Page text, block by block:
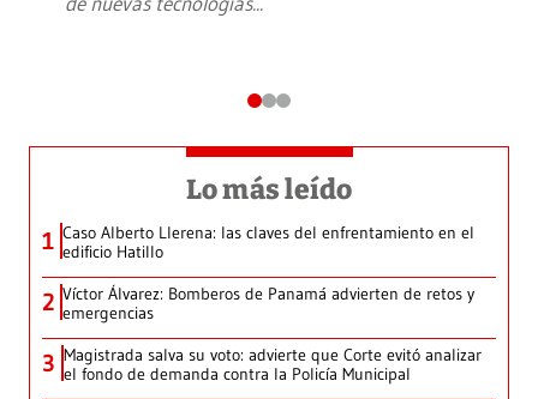
Lo más leído
1 Caso Alberto Llerena: las claves del enfrentamiento en el
edificio Hatillo
2 Víctor Álvarez: Bomberos de Panamá advierten de retos y
emergencias
3 Magistrada salva su voto: advierte que Corte evitó analizar
el fondo de demanda contra la Policía Municipal